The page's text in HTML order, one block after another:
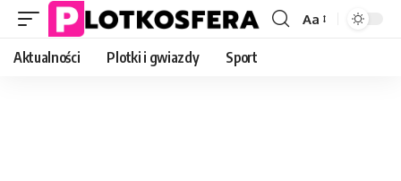
Font
Aa
Aktualności Plotki i gwiazdy Sport